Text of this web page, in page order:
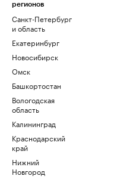
регионов
Санкт-Петербург
и область
Екатеринбург
Новосибирск
Омск
Башкортостан
Вологодская
область
Калининград
Краснодарский
край
Нижний
Новгород